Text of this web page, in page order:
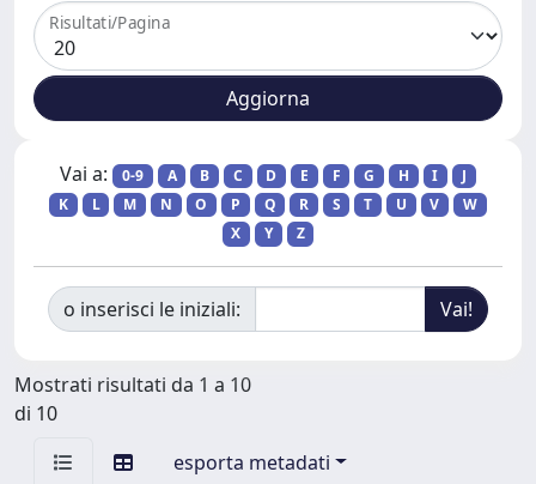
Risultati/Pagina
Vai a: 0-9 A B C D E F G H I
J
K
L M N O P Q R S T U V
W
X
Y Z
o inserisci le iniziali:
Mostrati risultati da 1 a 10
di 10
esporta metadati